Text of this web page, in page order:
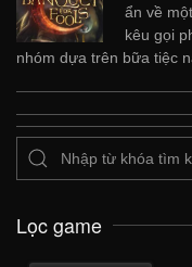
ẩn về
kêu gọi
nhóm dựa trên bữa tiệc
Lọc game